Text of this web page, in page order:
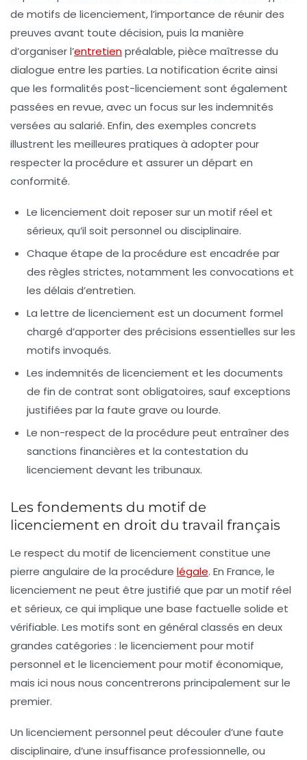
de motifs de licenciement, l’importance de réunir des
preuves avant toute décision, puis la manière
d’organiser l’entretienpréalable, pièce maîtresse du
dialogue entre les parties. La notification écrite ainsi
que les formalités post-licenciement sont également
passées en revue, avec un focus sur les indemnités
versées au salarié. Enfin, des exemples concrets
illustrent les meilleures pratiques à adopter pour
respecter la procédure et assurer un départ en
conformité.
Le licenciement doit reposer sur un motif réel et
sérieux, qu’il soit personnel ou disciplinaire.
Chaque étape de la procédure est encadrée par
des règles strictes, notamment les convocations et
les délais d’entretien.
La lettre de licenciement est un document formel
chargé d’apporter des précisions essentielles sur les
motifs invoqués.
Les indemnités de licenciement et les documents
de fin de contrat sont obligatoires, sauf exceptions
justifiées par la faute grave ou lourde.
Le non-respect de la procédure peut entraîner des
sanctions financières et la contestation du
licenciement devant les tribunaux.
Les fondements du motif de
licenciement en droit du travail français
Le respect du motif de licenciement constitue une
pierre angulaire de la procédure légale. En France, le
licenciement ne peut être justifié que par un motif réel
et sérieux, ce qui implique une base factuelle solide et
vérifiable. Les motifs sont en général classés en deux
grandes catégories : le licenciement pour motif
personnel et le licenciement pour motif économique,
mais ici nous nous concentrerons principalement sur le
premier.
Un licenciement personnel peut découler d’une faute
disciplinaire, d’une insuffisance professionnelle, ou